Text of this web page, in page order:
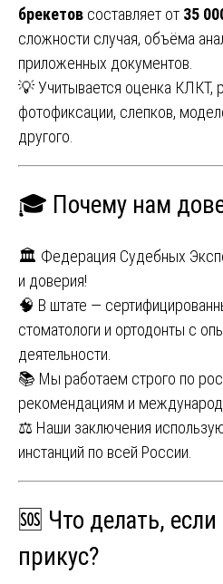
брекетов составляет от 35
сложности случая, объёма
приложенных документов.
💡 Учитывается оценка КЛКТ,
фотофиксации, слепков,
другого.
🎓 Почему нам
🏛 Федерация Судебных
и доверия!
🧠 В штате —
стоматологи и ортодонты с
деятельности.
📚 Мы работаем строго по
рекомендациям и
⚖️ Наши заключения
инстанций по всей России.
🆘 Что делать,
прикус?